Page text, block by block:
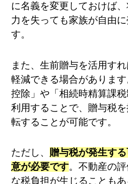
に名義を変更しておけば
力を失っても家族が自由
す。
また、生前贈与を活用す
軽減できる場合がありま
控除」や「相続時精算課
利用することで、贈与税
転することが可能です。
ただし、 贈与税が発生す
意が必要です。不動産の
な税負担が生じることも